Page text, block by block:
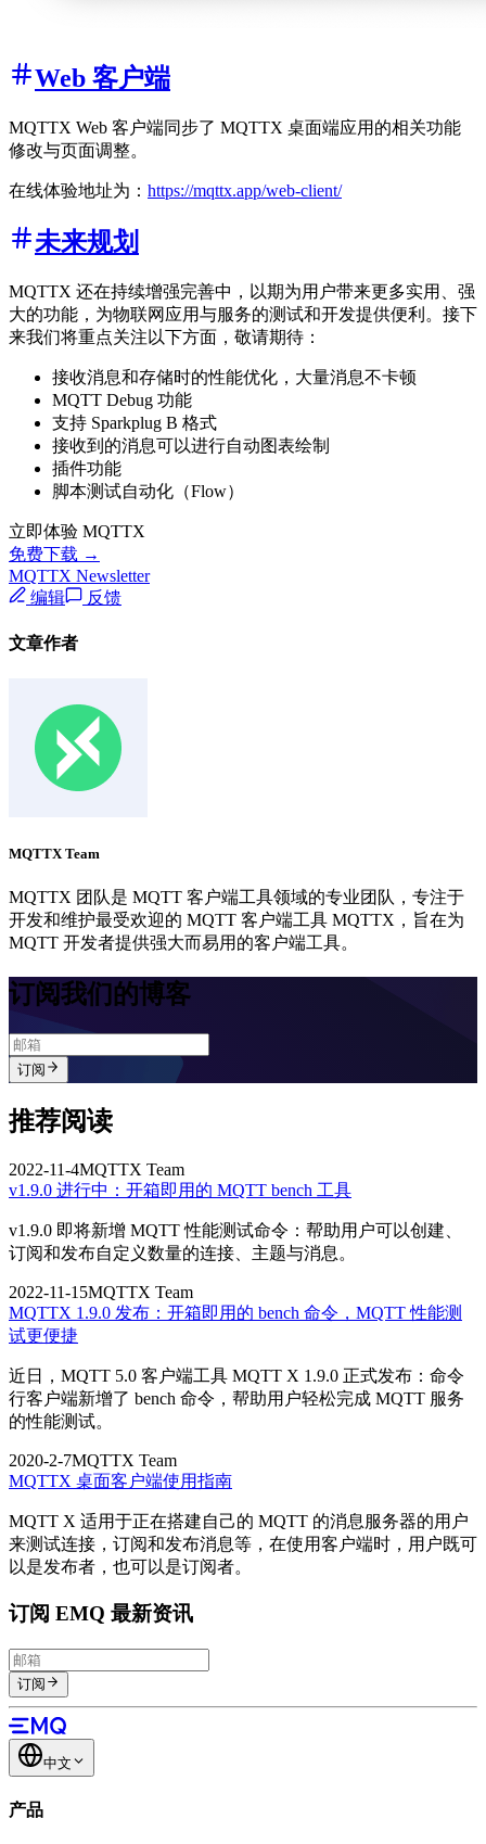
Web 客户端
MQTTX Web 客户端同步了 MQTTX 桌面端应用的相关功能
修改与页面调整。
在线体验地址为： https://mqttx.app/web-client/
未来规划
MQTTX 还在持续增强完善中，以期为用户带来更多实用、强
大的功能，为物联网应用与服务的测试和开发提供便利。接下
来我们将重点关注以下方面，敬请期待：
接收消息和存储时的性能优化，大量消息不卡顿
MQTT Debug 功能
支持 Sparkplug B 格式
接收到的消息可以进行自动图表绘制
插件功能
脚本测试自动化（Flow）
立即体验 MQTTX
免费下载 →
MQTTX Newsletter
编辑
反馈
文章作者
MQTTX Team
MQTTX 团队是 MQTT 客户端工具领域的专业团队，专注于
开发和维护最受欢迎的 MQTT 客户端工具 MQTTX，旨在为
MQTT 开发者提供强大而易用的客户端工具。
订阅我们的博客
订阅
推荐阅读
2022-11-4MQTTX Team
v1.9.0 进行中：开箱即用的 MQTT bench 工具
v1.9.0 即将新增 MQTT 性能测试命令：帮助用户可以创建、
订阅和发布自定义数量的连接、主题与消息。
2022-11-15MQTTX Team
MQTTX 1.9.0 发布：开箱即用的 bench 命令，MQTT 性能测
试更便捷
近日，MQTT 5.0 客户端工具 MQTT X 1.9.0 正式发布：命令
行客户端新增了 bench 命令，帮助用户轻松完成 MQTT 服务
的性能测试。
2020-2-7MQTTX Team
MQTTX 桌面客户端使用指南
MQTT X 适用于正在搭建自己的 MQTT 的消息服务器的用户
来测试连接，订阅和发布消息等，在使用客户端时，用户既可
以是发布者，也可以是订阅者。
订阅 EMQ 最新资讯
订阅
中文
产品